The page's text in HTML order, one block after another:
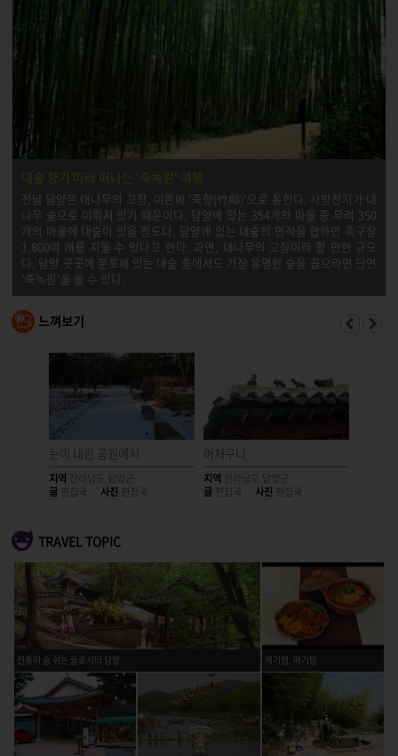
대숲 향기 따라 떠나는 '죽녹원' 여행
전남 담양은 대나무의 고장, 이른바 '죽향(竹鄕)'으로 통한다. 사방천지가 대
나무 숲으로 이뤄져 있기 때문이다. 담양에 있는 354개의 마을 중 무려 350
개의 마을에 대숲이 있을 정도다. 담양에 있는 대숲의 면적을 합하면 축구장
1,800여 개를 지을 수 있다고 한다. 과연, 대나무의 고장이라 할 만한 규모
다. 담양 곳곳에 분포해 있는 대숲 중에서도 가장 유명한 숲을 꼽으라면 단연
'죽녹원'을 들 수 있다.
느껴보기
눈이 내린 공원에서
지역 전라남도 담양군
글 편집국 사진 편집국
어처구니
지역 전라남도 담양군
글 편집국 사진 편집국
TRAVEL TOPIC
전통이 숨 쉬는 슬로시티 담양 메기찜, 메기탕